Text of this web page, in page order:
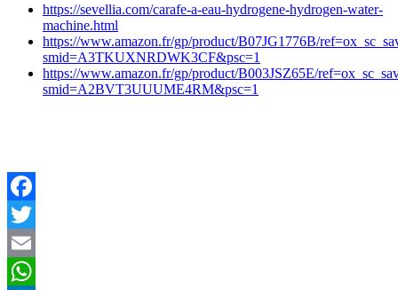
https://sevellia.com/carafe-a-eau-hydrogene-hydrogen-water-
machine.html
https://www.amazon.fr/gp/product/B07JG1776B/
smid=A3TKUXNRDWK3CF&psc=1
https://www.amazon.fr/gp/product/B003JSZ65E/
smid=A2BVT3UUUME4RM&psc=1
Facebook
Twitter
Email